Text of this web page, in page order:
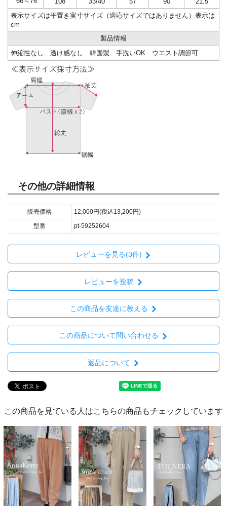
表示サイズは平置き実寸サイズ（適応サイズではありません）表示は
cm
製品情報
伸縮性なし 透け感なし 韓国製 手洗いOK ウエスト調節可
その他の詳細情報
販売価格
12,000円(税込13,200円)
型番
pt-59252604
レビューを見る(3件)
レビューを投稿
この商品を友達に教える
この商品について問い合わせる
返品について
この商品を見ている人はこちらの商品もチェックしています